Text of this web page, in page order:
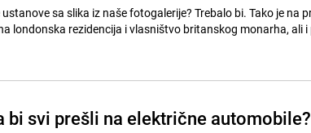
sa slika iz naše fotogalerije? Trebalo bi. Tako je na
londonska rezidencija i vlasništvo britanskog monarha, ali
bi svi prešli na električne automobile?